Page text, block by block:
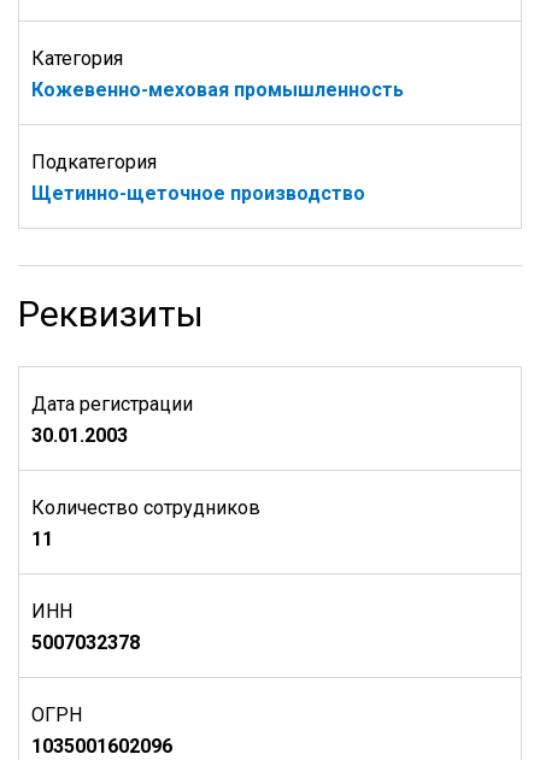
Категория
Кожевенно-меховая промышленность
Подкатегория
Щетинно-щеточное производство
Реквизиты
Дата регистрации
30.01.2003
Количество сотрудников
11
ИНН
5007032378
ОГРН
1035001602096